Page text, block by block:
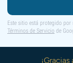
Este sitio está protegido por
Términos de Servicio de